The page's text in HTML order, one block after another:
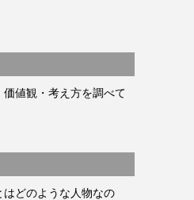
値観・考え方を調べて
どのような人物なの